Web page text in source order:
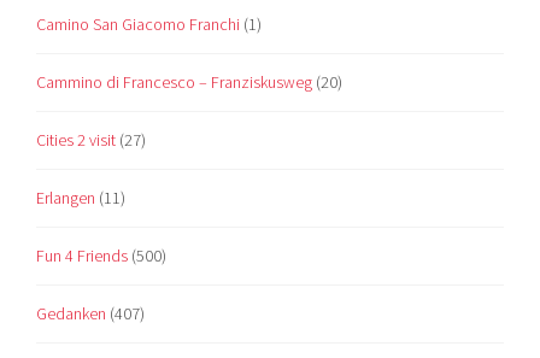
Camino San Giacomo Franchi (1)
Cammino di Francesco – Franziskusweg (20)
Cities 2 visit (27)
Erlangen (11)
Fun 4 Friends (500)
Gedanken (407)